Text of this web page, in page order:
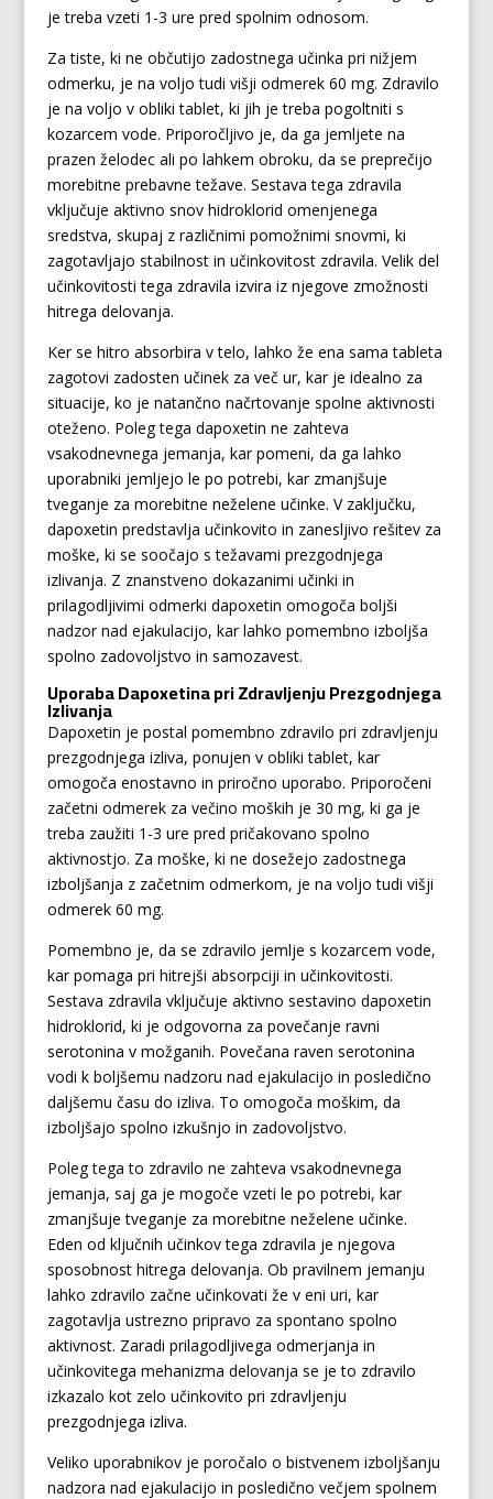
je treba vzeti 1-3 ure pred spolnim odnosom.
Za tiste, ki ne občutijo zadostnega učinka pri nižjem
odmerku, je na voljo tudi višji odmerek 60 mg. Zdravilo
je na voljo v obliki tablet, ki jih je treba pogoltniti s
kozarcem vode. Priporočljivo je, da ga jemljete na
prazen želodec ali po lahkem obroku, da se preprečijo
morebitne prebavne težave. Sestava tega zdravila
vključuje aktivno snov hidroklorid omenjenega
sredstva, skupaj z različnimi pomožnimi snovmi, ki
zagotavljajo stabilnost in učinkovitost zdravila. Velik del
učinkovitosti tega zdravila izvira iz njegove zmožnosti
hitrega delovanja.
Ker se hitro absorbira v telo, lahko že ena sama tableta
zagotovi zadosten učinek za več ur, kar je idealno za
situacije, ko je natančno načrtovanje spolne aktivnosti
oteženo. Poleg tega dapoxetin ne zahteva
vsakodnevnega jemanja, kar pomeni, da ga lahko
uporabniki jemljejo le po potrebi, kar zmanjšuje
tveganje za morebitne neželene učinke. V zaključku,
dapoxetin predstavlja učinkovito in zanesljivo rešitev za
moške, ki se soočajo s težavami prezgodnjega
izlivanja. Z znanstveno dokazanimi učinki in
prilagodljivimi odmerki dapoxetin omogoča boljši
nadzor nad ejakulacijo, kar lahko pomembno izboljša
spolno zadovoljstvo in samozavest.
Uporaba Dapoxetina pri Zdravljenju Prezgodnjega
Izlivanja
Dapoxetin je postal pomembno zdravilo pri zdravljenju
prezgodnjega izliva, ponujen v obliki tablet, kar
omogoča enostavno in priročno uporabo. Priporočeni
začetni odmerek za večino moških je 30 mg, ki ga je
treba zaužiti 1-3 ure pred pričakovano spolno
aktivnostjo. Za moške, ki ne dosežejo zadostnega
izboljšanja z začetnim odmerkom, je na voljo tudi višji
odmerek 60 mg.
Pomembno je, da se zdravilo jemlje s kozarcem vode,
kar pomaga pri hitrejši absorpciji in učinkovitosti.
Sestava zdravila vključuje aktivno sestavino dapoxetin
hidroklorid, ki je odgovorna za povečanje ravni
serotonina v možganih. Povečana raven serotonina
vodi k boljšemu nadzoru nad ejakulacijo in posledično
daljšemu času do izliva. To omogoča moškim, da
izboljšajo spolno izkušnjo in zadovoljstvo.
Poleg tega to zdravilo ne zahteva vsakodnevnega
jemanja, saj ga je mogoče vzeti le po potrebi, kar
zmanjšuje tveganje za morebitne neželene učinke.
Eden od ključnih učinkov tega zdravila je njegova
sposobnost hitrega delovanja. Ob pravilnem jemanju
lahko zdravilo začne učinkovati že v eni uri, kar
zagotavlja ustrezno pripravo za spontano spolno
aktivnost. Zaradi prilagodljivega odmerjanja in
učinkovitega mehanizma delovanja se je to zdravilo
izkazalo kot zelo učinkovito pri zdravljenju
prezgodnjega izliva.
Veliko uporabnikov je poročalo o bistvenem izboljšanju
nadzora nad ejakulacijo in posledično večjem spolnem